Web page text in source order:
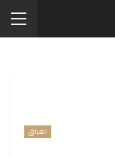
العراق